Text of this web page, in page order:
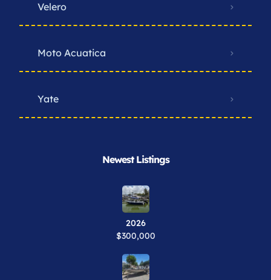
Velero
Moto Acuatica
Yate
Newest Listings​
2026
$300,000